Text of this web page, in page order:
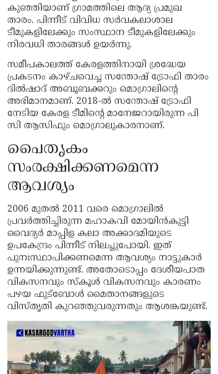
കുഞ്ഞിയാണ് ഗ്രാമത്തിലെ ആദ്യ പ്രമുഖ
താരം. പിന്നീട് വിവിധ സർവകലാശാല
ടീമുകളിലേക്കും സംസ്ഥാന ടീമുകളിലേക്കും
നിരവധി താരങ്ങൾ ഉയർന്നു.
സമീപകാലത്ത് കേരളത്തിനായി ശ്രദ്ധേയ
പ്രകടനം കാഴ്ചവെച്ച സന്തോഷ് ട്രോഫി താരം
ദിൽഷാദ് അബൂബക്കറും മൊഗ്രാലിൻ്റെ
അഭിമാനമാണ്. 2018-ൽ സന്തോഷ് ട്രോഫി
നേടിയ കേരള ടീമിൻ്റെ മാനേജറായിരുന്ന പി
സി ആസിഫും മൊഗ്രാലുകാരനാണ്.
പൈതൃകം
സംരക്ഷിക്കണമെന്ന
ആവശ്യം
2006 മുതൽ 2011 വരെ മൊഗ്രാലിൽ
പ്രവർത്തിച്ചിരുന്ന മഹാകവി മോയിൻകുട്ടി
വൈദ്യർ മാപ്പിള കലാ അക്കാദമിയുടെ
ഉപകേന്ദ്രം പിന്നീട് നിലച്ചുപോയി. ഇത്
പുനഃസ്ഥാപിക്കണമെന്ന ആവശ്യം നാട്ടുകാർ
ഉന്നയിക്കുന്നുണ്ട്. അതോടൊപ്പം ദേശീയപാത
വികസനവും സ്കൂൾ വികസനവും കാരണം
പഴയ ഫുട്ബോൾ മൈതാനങ്ങളുടെ
വിസ്തൃതി കുറഞ്ഞുവരുന്നതും ആശങ്കയുണ്ട്.